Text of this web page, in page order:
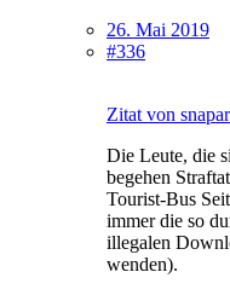
26. Mai 2019
#336
Zitat von
Die Leute, die
begehen
Tourist-Bus
immer die so
illegalen
wenden).